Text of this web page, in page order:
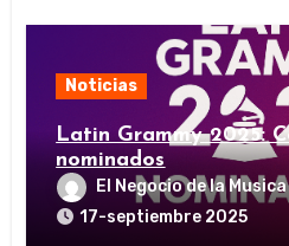
Noticias
Latin Grammy 2025:
nominados
El Negocio de la Musica
17-septiembre 2025